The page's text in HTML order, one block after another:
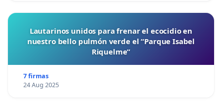
Lautarinos unidos para frenar el ecocidio en
nuestro bello pulmón verde el “Parque Isabel
Riquelme”
7 firmas
24 Aug 2025